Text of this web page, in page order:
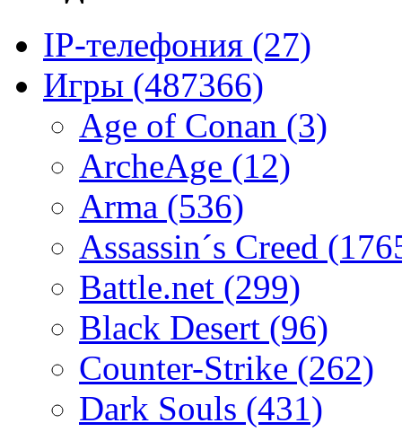
IP-телефония (27)
Игры (487366)
Age of Conan (3)
ArcheAge (12)
Arma (536)
Assassin´s Creed
Battle.net (299)
Black Desert (96)
Counter-Strike (262)
Dark Souls (431)